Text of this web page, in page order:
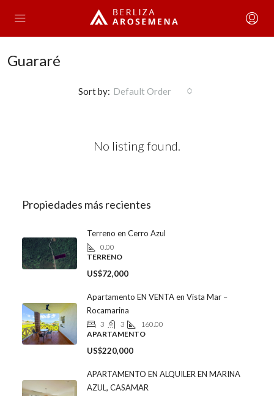
Guararé
Sort by: Default Order
No listing found.
Propiedades más recientes
Terreno en Cerro Azul
0.00
TERRENO
US$72,000
Apartamento EN VENTA en Vista Mar –
Rocamarina
3 3
160.00
APARTAMENTO
US$220,000
APARTAMENTO EN ALQUILER EN MARINA
AZUL, CASAMAR